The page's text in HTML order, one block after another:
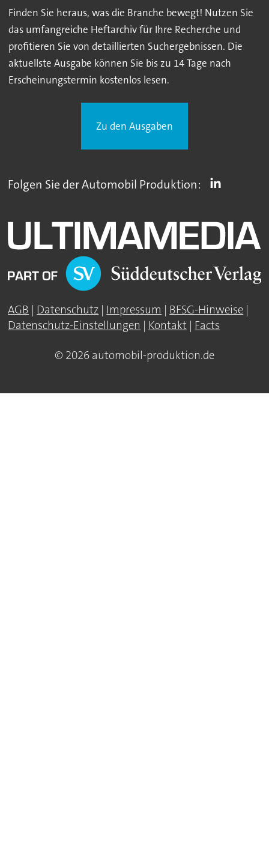
Finden Sie heraus, was die Branche bewegt! Nutzen Sie
das umfangreiche Heftarchiv für Ihre Recherche und
profitieren Sie von detaillierten Suchergebnissen. Die
aktuellste Ausgabe können Sie bis zu 14 Tage nach
Erscheinungstermin kostenlos lesen.
Zu den Ausgaben
Folgen Sie der Automobil Produktion:
AGB Datenschutz Impressum BFSG-Hinweise
Datenschutz-Einstellungen
Kontakt Facts
© 2026 automobil-produktion.de